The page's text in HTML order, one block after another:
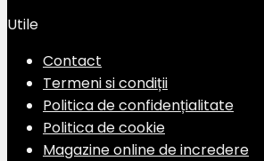
Utile
Contact
Termeni si condiții
Politica de confidențialitate
Politica de cookie
Magazine online de incredere